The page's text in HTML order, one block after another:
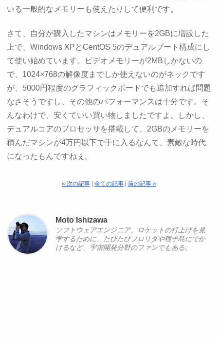
いる一般的なメモリーも使えたりして便利です。
さて、自分が購入したマシンはメモリーを2GBに増設した
上で、Windows XPとCentOS 5のデュアルブート構成にし
て使い始めています。ビデオメモリーが2MBしかないの
で、1024×768の解像度までしか使えないのがネックです
が、5000円程度のグラフィックボードでも追加すれば問題
なさそうですし、その他のパフォーマンスは十分です。そ
んなわけで、安くていい買い物しましたですよ。しかし、
デュアルコアのプロセッサを搭載して、2GBのメモリーを
積んだマシンが4万円以下で手に入るなんて、素敵な時代
になったもんですねぇ。
« 次の記事 全ての記事 前の記事 »
Moto Ishizawa
ソフトウェアエンジニア。ロケットの打上げを見
学するために、たびたびフロリダや種子島にでか
けるなど、宇宙開発分野のファンでもある。